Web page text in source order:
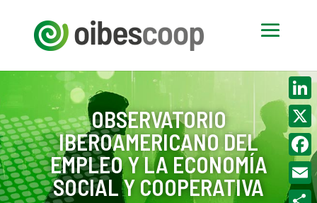
OBSERVATORIO
IBEROAMERICANO DEL
EMPLEO Y LA ECONOMÍA
SOCIAL Y COOPERATIVA
X
Email